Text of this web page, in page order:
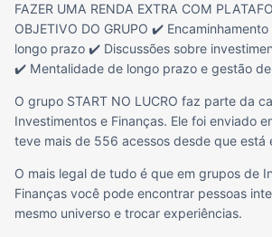
FAZER UMA RENDA EXTRA COM
OBJETIVO DO GRUPO ✔️
longo prazo ✔️ Discussões sobre
✔️ Mentalidade de longo prazo e gestão
O grupo START NO LUCRO faz parte da
Investimentos e Finanças. Ele foi enviado
teve mais de 556 acessos desde que está
O mais legal de tudo é que em grupos de
Finanças você pode encontrar pessoas
mesmo universo e trocar experiências.